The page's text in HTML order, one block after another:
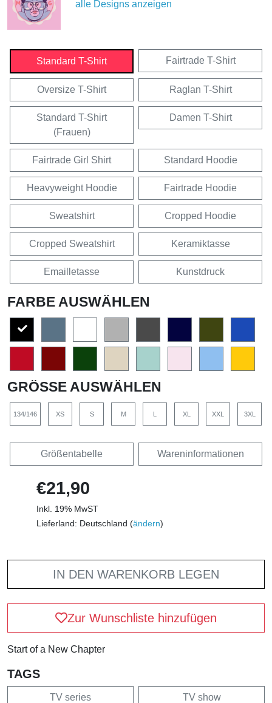
alle Designs anzeigen
Standard T-Shirt Fairtrade T-Shirt
Oversize T-Shirt Raglan T-Shirt
Standard T-Shirt
(Frauen)
Damen T-Shirt
Fairtrade Girl Shirt Standard Hoodie
Heavyweight Hoodie Fairtrade Hoodie
Sweatshirt Cropped Hoodie
Cropped Sweatshirt Keramiktasse
Emailletasse Kunstdruck
FARBE AUSWÄHLEN
GRÖSSE AUSWÄHLEN
134/146 XS S M L XL XXL 3XL
Größentabelle Wareninformationen
€21,90
Inkl. 19% MwST
Lieferland: Deutschland (ändern)
IN DEN WARENKORB LEGEN
Zur Wunschliste hinzufügen
Start of a New Chapter
TAGS
TV series TV show